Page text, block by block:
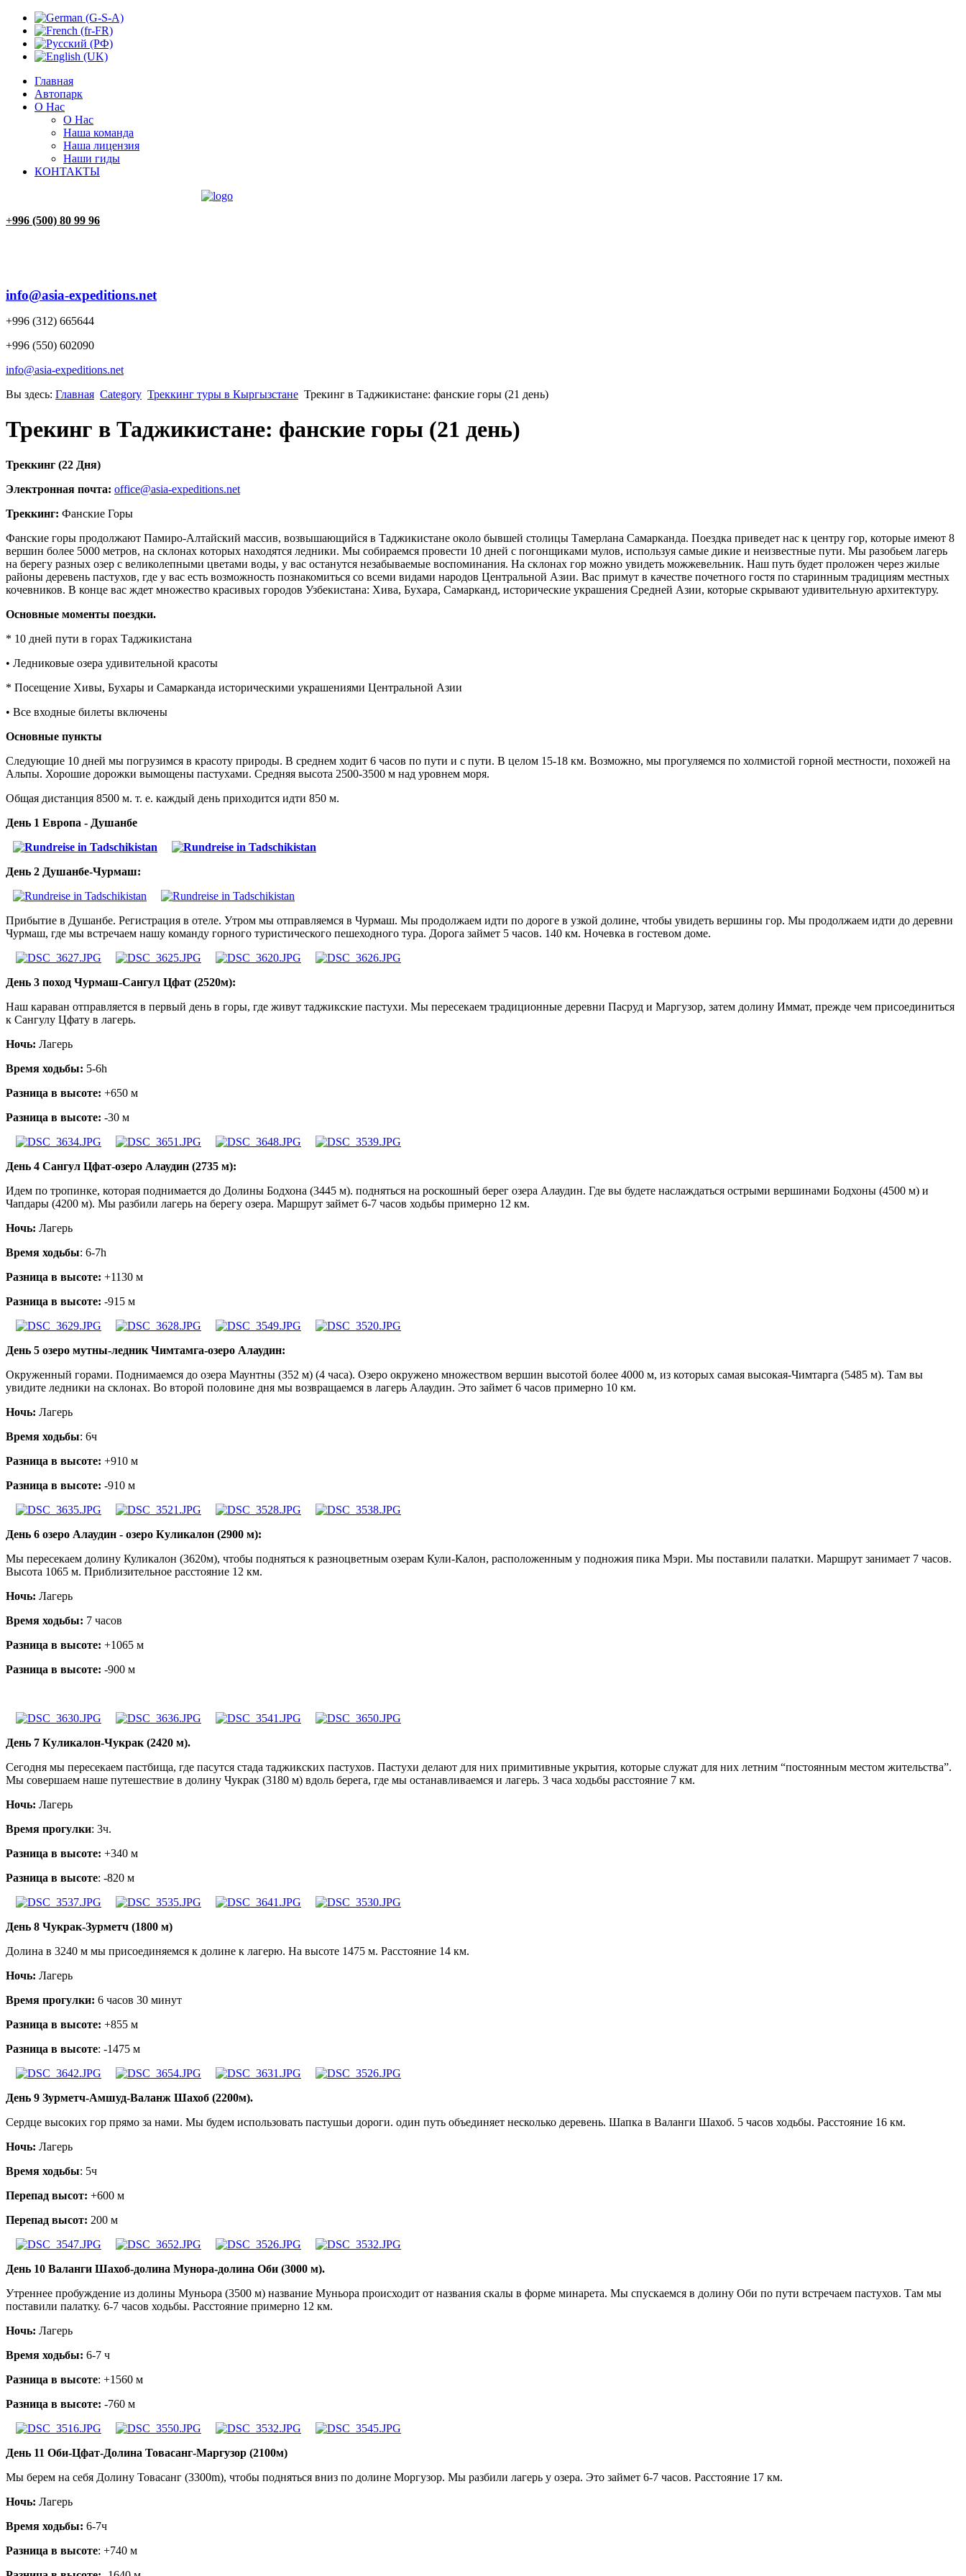
Главная
Автопарк
О Нас
О Нас
Наша команда
Наша лицензия
Наши гиды
КОНТАКТЫ
+996 (500) 80 99 96
info@asia-expeditions.net
+996 (312) 665644
+996 (550) 602090
info@asia-expeditions.net
Вы здесь: Главная Category Треккинг туры в Кыргызстане Трекинг в Таджикистане: фанские горы (21 день)
Трекинг в Таджикистане: фанские горы (21 день)
Треккинг (22 Дня)
Электронная почта: office@asia-expeditions.net
Треккинг: Фанские Горы
Фанские горы продолжают Памиро-Алтайский массив, возвышающийся в Таджикистане около бывшей столицы Тамерлана Самарканда. Поездка приведет нас к центру гор, которые имеют 8
вершин более 5000 метров, на склонах которых находятся ледники. Мы собираемся провести 10 дней с погонщиками мулов, используя самые дикие и неизвестные пути. Мы разобьем лагерь
на берегу разных озер с великолепными цветами воды, у вас останутся незабываемые воспоминания. На склонах гор можно увидеть можжевельник. Наш путь будет проложен через жилые
районы деревень пастухов, где у вас есть возможность познакомиться со всеми видами народов Центральной Азии. Вас примут в качестве почетного гостя по старинным традициям местных
кочевников. В конце вас ждет множество красивых городов Узбекистана: Хива, Бухара, Самарканд, исторические украшения Средней Азии, которые скрывают удивительную архитектуру.
Основные моменты поездки.
* 10 дней пути в горах Таджикистана
• Ледниковые озера удивительной красоты
* Посещение Хивы, Бухары и Самарканда историческими украшениями Центральной Азии
• Все входные билеты включены
Основные пункты
Следующие 10 дней мы погрузимся в красоту природы. В среднем ходит 6 часов по пути и с пути. В целом 15-18 км. Возможно, мы прогуляемся по холмистой горной местности, похожей на
Альпы. Хорошие дорожки вымощены пастухами. Средняя высота 2500-3500 м над уровнем моря.
Общая дистанция 8500 м. т. е. каждый день приходится идти 850 м.
День 1 Европа - Душанбе
День 2 Душанбе-Чурмаш:
Прибытие в Душанбе. Регистрация в отеле. Утром мы отправляемся в Чурмаш. Мы продолжаем идти по дороге в узкой долине, чтобы увидеть вершины гор. Мы продолжаем идти до деревни
Чурмаш, где мы встречаем нашу команду горного туристического пешеходного тура. Дорога займет 5 часов. 140 км. Ночевка в гостевом доме.
День 3 поход Чурмаш-Сангул Цфат (2520м):
Наш караван отправляется в первый день в горы, где живут таджикские пастухи. Мы пересекаем традиционные деревни Пасруд и Маргузор, затем долину Иммат, прежде чем присоединиться
к Сангулу Цфату в лагерь.
Ночь: Лагерь
Время ходьбы: 5-6h
Разница в высоте: +650 м
Разница в высоте: -30 м
День 4 Сангул Цфат-озеро Алаудин (2735 м):
Идем по тропинке, которая поднимается до Долины Бодхона (3445 м). подняться на роскошный берег озера Алаудин. Где вы будете наслаждаться острыми вершинами Бодхоны (4500 м) и
Чапдары (4200 м). Мы разбили лагерь на берегу озера. Маршрут займет 6-7 часов ходьбы примерно 12 км.
Ночь: Лагерь
Время ходьбы: 6-7h
Разница в высоте: +1130 м
Разница в высоте: -915 м
День 5 озеро мутны-ледник Чимтамга-озеро Алаудин:
Окруженный горами. Поднимаемся до озера Маунтны (352 м) (4 часа). Озеро окружено множеством вершин высотой более 4000 м, из которых самая высокая-Чимтарга (5485 м). Там вы
увидите ледники на склонах. Во второй половине дня мы возвращаемся в лагерь Алаудин. Это займет 6 часов примерно 10 км.
Ночь: Лагерь
Время ходьбы: 6ч
Разница в высоте: +910 м
Разница в высоте: -910 м
День 6 озеро Алаудин - озеро Куликалон (2900 м):
Мы пересекаем долину Куликалон (3620м), чтобы подняться к разноцветным озерам Кули-Калон, расположенным у подножия пика Мэри. Мы поставили палатки. Маршрут занимает 7 часов.
Высота 1065 м. Приблизительное расстояние 12 км.
Ночь: Лагерь
Время ходьбы: 7 часов
Разница в высоте: +1065 м
Разница в высоте: -900 м
День 7 Куликалон-Чукрак (2420 м).
Сегодня мы пересекаем пастбища, где пасутся стада таджикских пастухов. Пастухи делают для них примитивные укрытия, которые служат для них летним “постоянным местом жительства”.
Мы совершаем наше путешествие в долину Чукрак (3180 м) вдоль берега, где мы останавливаемся и лагерь. 3 часа ходьбы расстояние 7 км.
Ночь: Лагерь
Время прогулки: 3ч.
Разница в высоте: +340 м
Разница в высоте: -820 м
День 8 Чукрак-Зурметч (1800 м)
Долина в 3240 м мы присоединяемся к долине к лагерю. На высоте 1475 м. Расстояние 14 км.
Ночь: Лагерь
Время прогулки: 6 часов 30 минут
Разница в высоте: +855 м
Разница в высоте: -1475 м
День 9 Зурметч-Амшуд-Валанж Шахоб (2200м).
Сердце высоких гор прямо за нами. Мы будем использовать пастушьи дороги. один путь объединяет несколько деревень. Шапка в Валанги Шахоб. 5 часов ходьбы. Расстояние 16 км.
Ночь: Лагерь
Время ходьбы: 5ч
Перепад высот: +600 м
Перепад высот: 200 м
День 10 Валанги Шахоб-долина Мунора-долина Оби (3000 м).
Утреннее пробуждение из долины Муньора (3500 м) название Муньора происходит от названия скалы в форме минарета. Мы спускаемся в долину Оби по пути встречаем пастухов. Там мы
поставили палатку. 6-7 часов ходьбы. Расстояние примерно 12 км.
Ночь: Лагерь
Время ходьбы: 6-7 ч
Разница в высоте: +1560 м
Разница в высоте: -760 м
День 11 Оби-Цфат-Долина Товасанг-Маргузор (2100м)
Мы берем на себя Долину Товасанг (3300m), чтобы подняться вниз по долине Моргузор. Мы разбили лагерь у озера. Это займет 6-7 часов. Расстояние 17 км.
Ночь: Лагерь
Время ходьбы: 6-7ч
Разница в высоте: +740 м